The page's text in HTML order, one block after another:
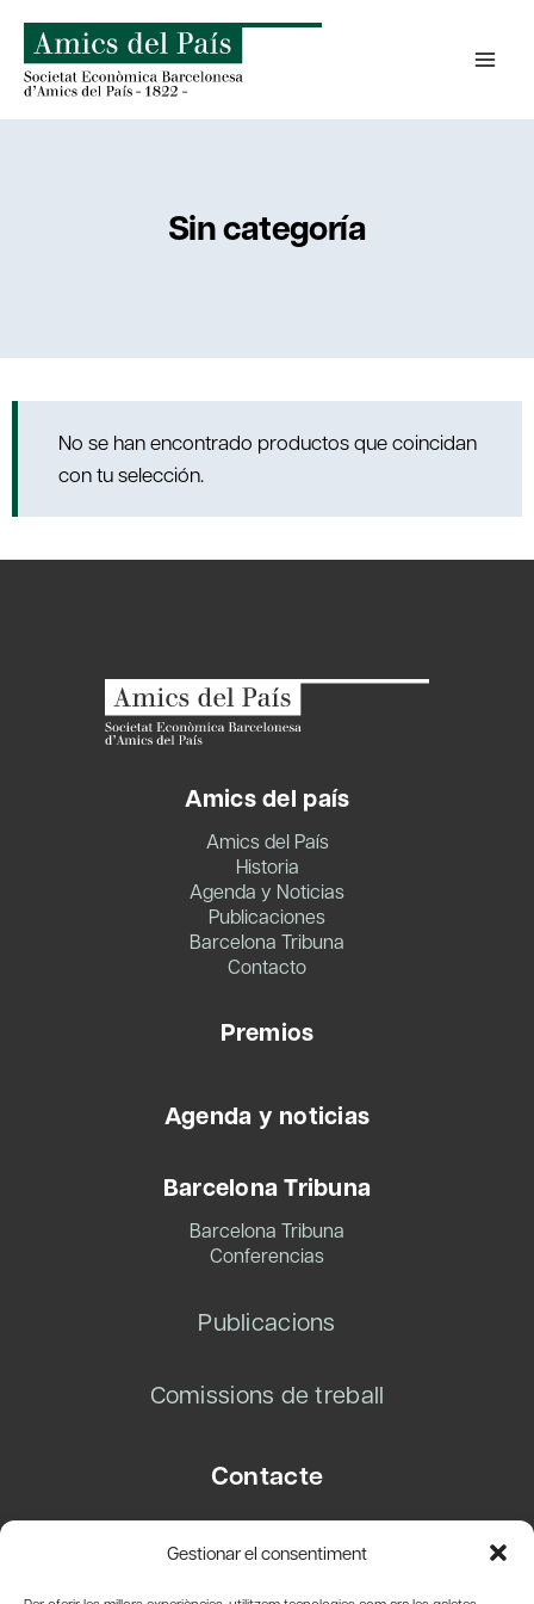
Gestionar el consentiment
contenido
Sin categoría
No se han encontrado productos que coincidan
con tu selección.
Amics del país
Amics del País
Historia
Agenda y Noticias
Publicaciones
Barcelona Tribuna
Contacto
Premios
Agenda y noticias
Barcelona Tribuna
Barcelona Tribuna
Conferencias
Publicacions
Comissions de treball
Contacte
08003 Barcelona